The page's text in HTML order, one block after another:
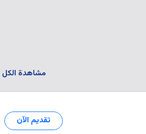
مشاهدة الكل
تقديم الآن